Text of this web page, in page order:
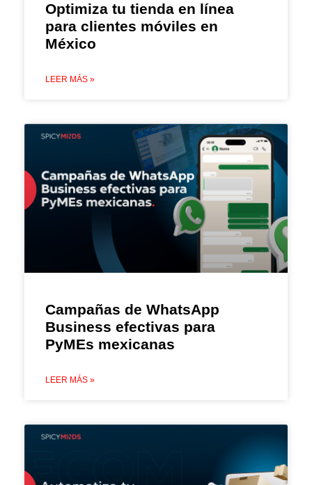
Optimiza tu tienda en línea
para clientes móviles en
México
LEER MÁS »
Campañas de WhatsApp
Business efectivas para
PyMEs mexicanas
LEER MÁS »